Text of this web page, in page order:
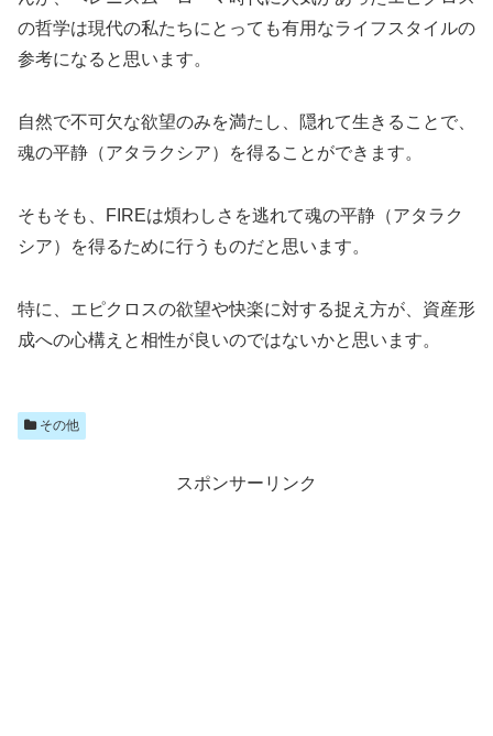
の哲学は現代の私たちにとっても有用なライフスタイルの
参考になると思います。
自然で不可欠な欲望のみを満たし、隠れて生きることで、
魂の平静（アタラクシア）を得ることができます。
そもそも、FIREは煩わしさを逃れて魂の平静（アタラク
シア）を得るために行うものだと思います。
特に、エピクロスの欲望や快楽に対する捉え方が、資産形
成への心構えと相性が良いのではないかと思います。
その他
スポンサーリンク